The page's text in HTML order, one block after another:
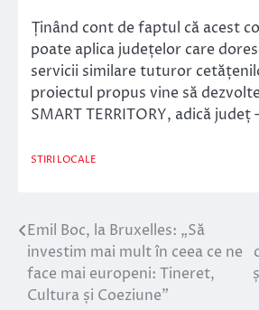
Ținând cont de faptul că acest
poate aplica județelor care
servicii similare tuturor
proiectul propus vine să
SMART TERRITORY, adică
STIRI LOCALE
Navigare
în
articole
Emil Boc, la Bruxelles: „Să
investim mai mult în ceea ce ne
face mai europeni: Tineret,
Cultura și Coeziune”